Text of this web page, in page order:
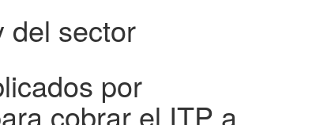
del sector
por
cobrar el ITP a